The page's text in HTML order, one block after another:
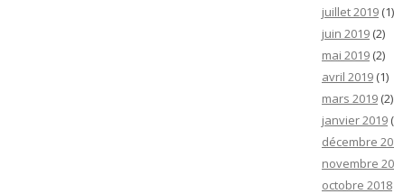
juillet 2019 (1)
juin 2019 (2)
mai 2019 (2)
avril 2019 (1)
mars 2019 (2)
janvier 2019
décembre
novembre
octobre 2018